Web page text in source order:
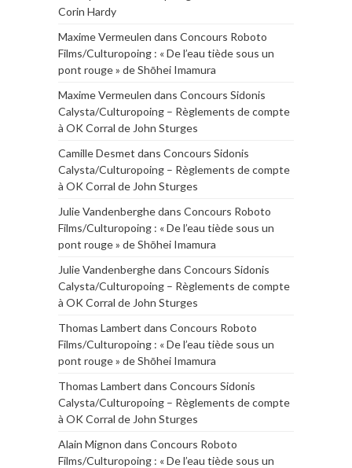
Corin Hardy
Maxime Vermeulen dans Concours Roboto
Films/Culturopoing : « De l’eau tiède sous un
pont rouge » de Shōhei Imamura
Maxime Vermeulen dans Concours Sidonis
Calysta/Culturopoing – Règlements de compte
à OK Corral de John Sturges
Camille Desmet dans Concours Sidonis
Calysta/Culturopoing – Règlements de compte
à OK Corral de John Sturges
Julie Vandenberghedans Concours Roboto
Films/Culturopoing : « De l’eau tiède sous un
pont rouge » de Shōhei Imamura
Julie Vandenberghedans Concours Sidonis
Calysta/Culturopoing – Règlements de compte
à OK Corral de John Sturges
Thomas Lambert dans Concours Roboto
Films/Culturopoing : « De l’eau tiède sous un
pont rouge » de Shōhei Imamura
Thomas Lambert dans Concours Sidonis
Calysta/Culturopoing – Règlements de compte
à OK Corral de John Sturges
Alain Mignon dans Concours Roboto
Films/Culturopoing : « De l’eau tiède sous un